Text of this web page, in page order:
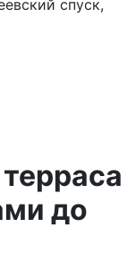
спуск,
до